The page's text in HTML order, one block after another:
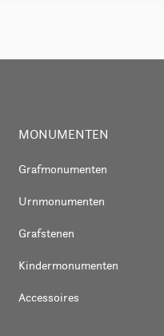
MONUMENTEN
Grafmonumenten
Urnmonumenten
Grafstenen
Kindermonumenten
Accessoires